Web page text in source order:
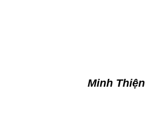
Minh Thiện